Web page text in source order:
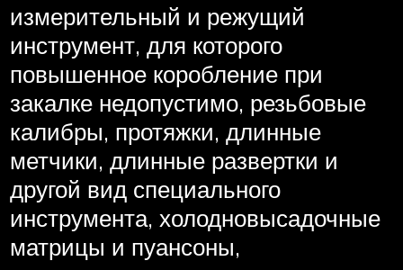
измерительный и режущий
инструмент, для которого
повышенное коробление при
закалке недопустимо, резьбовые
калибры, протяжки, длинные
метчики, длинные развертки и
другой вид специального
инструмента, холодновысадочные
матрицы и пуансоны,